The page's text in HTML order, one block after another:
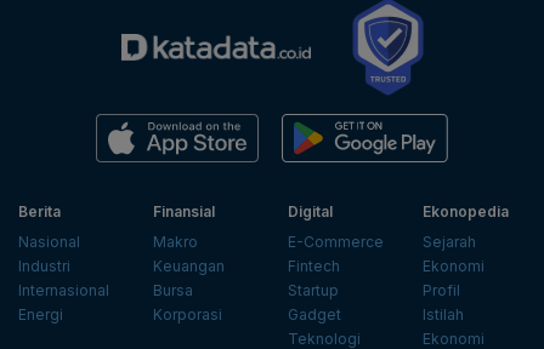
Berita
Nasional
Industri
Internasional
Energi
Finansial
Makro
Keuangan
Bursa
Korporasi
Digital
E-Commerce
Fintech
Startup
Gadget
Teknologi
Ekonopedia
Sejarah
Ekonomi
Profil
Istilah
Ekonomi